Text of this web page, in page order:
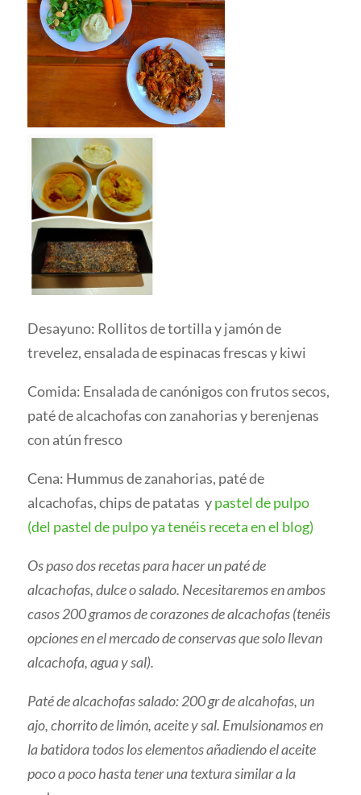
Desayuno: Rollitos de tortilla y jamón de
trevelez, ensalada de espinacas frescas y kiwi
Comida: Ensalada de canónigos con frutos secos,
paté de alcachofas con zanahorias y berenjenas
con atún fresco
Cena: Hummus de zanahorias, paté de
alcachofas, chips de patatas ypastel de pulpo
(del pastel de pulpo ya tenéis receta en el blog)
Os paso dos recetas para hacer un paté de
alcachofas, dulce o salado. Necesitaremos en ambos
casos 200 gramos de corazones de alcachofas (tenéis
opciones en el mercado de conservas que solo llevan
alcachofa, agua y sal).
Paté de alcachofas salado: 200 gr de alcahofas, un
ajo, chorrito de limón, aceite y sal. Emulsionamos en
la batidora todos los elementos añadiendo el aceite
poco a poco hasta tener una textura similar a la